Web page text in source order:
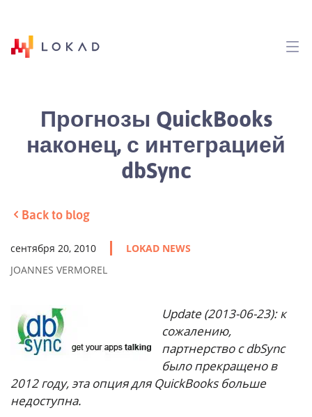
Прогнозы QuickBooks
наконец, с интеграцией
dbSync
Back to blog
сентября 20, 2010
LOKAD NEWS
JOANNES VERMOREL
Update (2013-06-23): к
сожалению,
партнерство с dbSync
было прекращено в
2012 году, эта опция для QuickBooks больше
недоступна.